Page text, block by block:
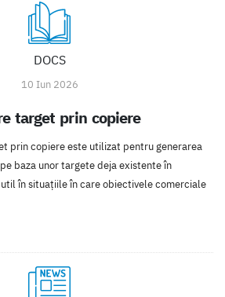
DOCS
10 Iun 2026
target prin copiere
prin copiere este utilizat pentru generarea
baza unor targete deja existente în
în situațiile în care obiectivele comerciale